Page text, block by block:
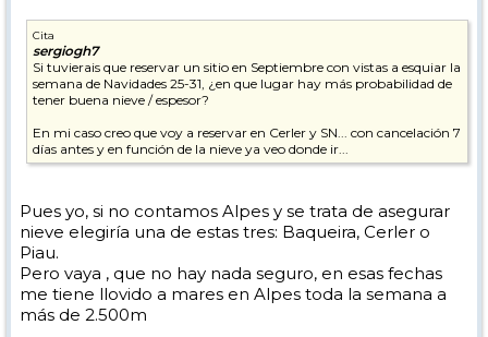
Cita
sergiogh7
Si tuvierais que reservar un sitio en Septiembre con vistas a esquiar la
semana de Navidades 25-31, ¿en que lugar hay más probabilidad de
tener buena nieve / espesor?
En mi caso creo que voy a reservar en Cerler y SN... con cancelación 7
días antes y en función de la nieve ya veo donde ir...
Pues yo, si no contamos Alpes y se trata de asegurar
nieve elegiría una de estas tres: Baqueira, Cerler o
Piau.
Pero vaya , que no hay nada seguro, en esas fechas
me tiene llovido a mares en Alpes toda la semana a
más de 2.500m